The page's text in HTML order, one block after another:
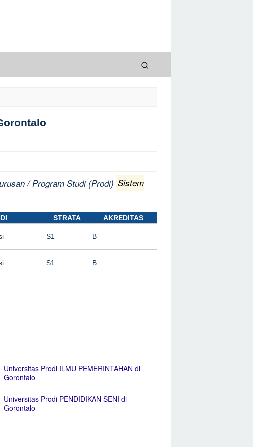
/ Program Studi (Prodi) Sistem
STRATA
AKREDITAS
S1 B
S1 B
Universitas Prodi ILMU PEMERINTAHAN di
Gorontalo
Universitas Prodi PENDIDIKAN SENI di
Gorontalo